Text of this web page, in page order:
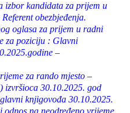
izbor kandidata za prijem u
obezbjeđenja.
oglasa za prijem u radni
za poziciju : Glavni
–
za rando mjesto –
izvršioca 30.10.2025. god
knjigovođa 30.10.2025.
na neodređeno vrijeme